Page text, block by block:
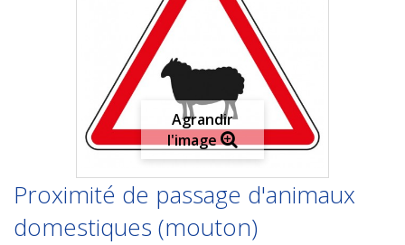
Agrandir
l'image
Proximité de passage d'animaux
domestiques (mouton)